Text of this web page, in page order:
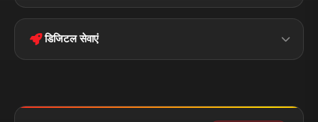
Terms &
Conditions
Privacy Policy
बिहार क्राइम
पॉलिटिकल झारखण्ड
डिजिटल सेवाएं